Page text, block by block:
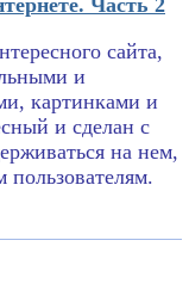
сайта,
и
картинками и
и сделан с
на нем,
пользователям.